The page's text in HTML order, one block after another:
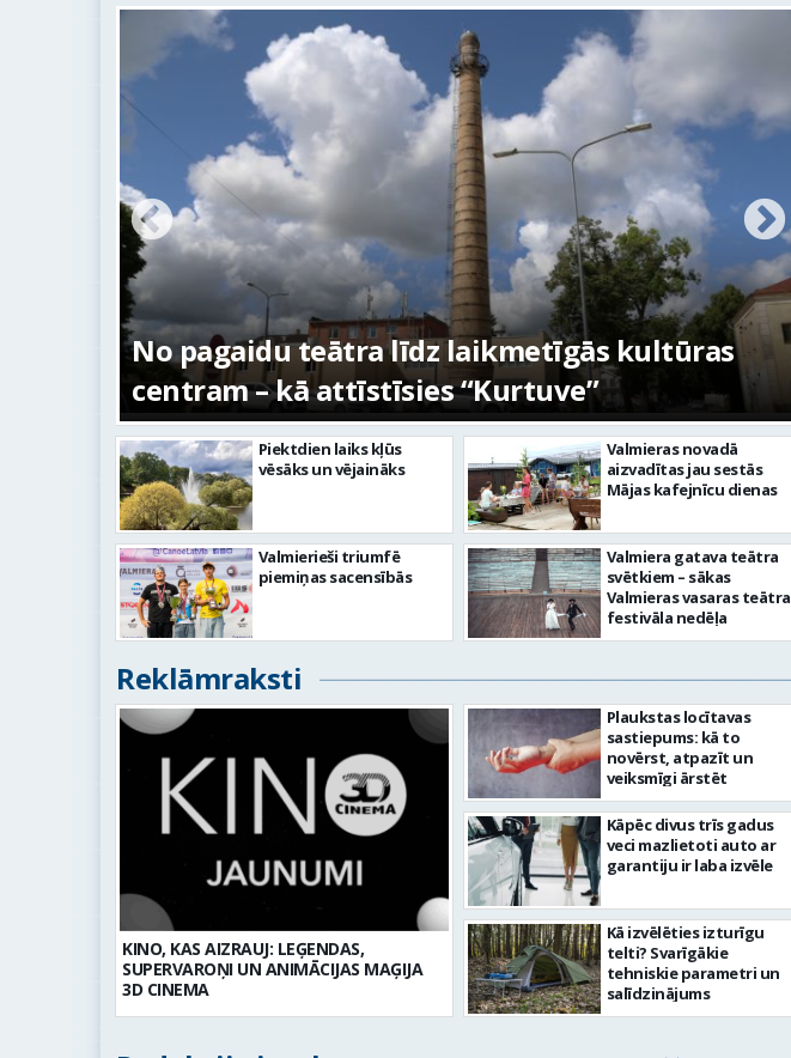
No pagaidu teātra līdz laikmetīgās kultūras
centram – kā attīstīsies “Kurtuve”
Piektdien laiks kļūs
vēsāks un vējaināks
Valmierieši triumfē
piemiņas sacensībās
Valmieras novadā
aizvadītas jau sestās
Mājas kafejnīcu dienas
Valmiera gatava teātra
svētkiem – sākas
Valmieras vasaras teātra
festivāla nedēļa
Reklāmraksti
KINO, KAS AIZRAUJ: LEĢENDAS,
SUPERVAROŅI UN ANIMĀCIJAS MAĢIJA
3D CINEMA
Plaukstas locītavas
sastiepums: kā to
novērst, atpazīt un
veiksmīgi ārstēt
Kāpēc divus trīs gadus
veci mazlietoti auto ar
garantiju ir laba izvēle
Kā izvēlēties izturīgu
telti? Svarīgākie
tehniskie parametri un
salīdzinājums